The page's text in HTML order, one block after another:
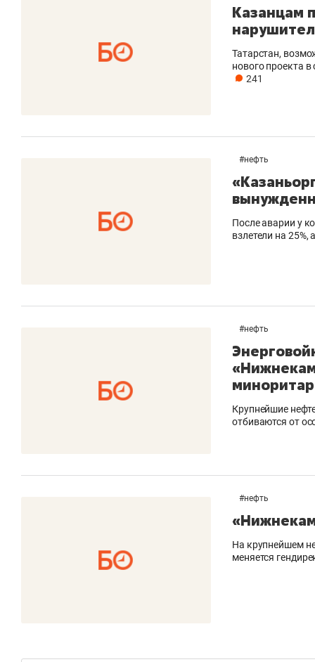
Казанцам
Татарстан,
нового проекта
241
#нефть
После аварии у
взлетели на 25%,
#нефть
Крупнейшие
отбиваются от
#нефть
На крупнейшем
меняется